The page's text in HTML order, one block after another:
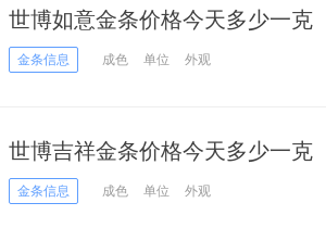
世博如意金条价格今天多少一克
金条信息 成色 单位 外观
世博吉祥金条价格今天多少一克
金条信息 成色 单位 外观